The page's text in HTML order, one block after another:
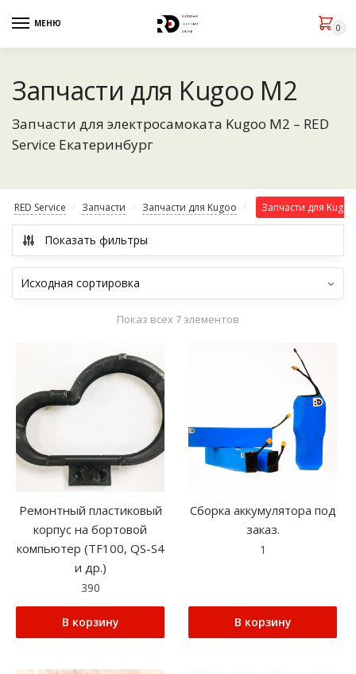
МЕНЮ 0
Запчасти для Kugoo M2
Запчасти для электросамоката Kugoo M2 – RED
Service Екатеринбург
RED Service / Запчасти / Запчасти для Kugoo / Запчасти для
Показать фильтры
Показ всех 7 элементов
Ремонтный пластиковый
корпус на бортовой
компьютер (TF100, QS-S4
и др.)
390
В корзину
Сборка аккумулятора под
заказ.
1
В корзину